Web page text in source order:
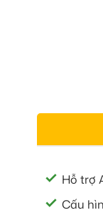
Hỗ trợ
Cấu